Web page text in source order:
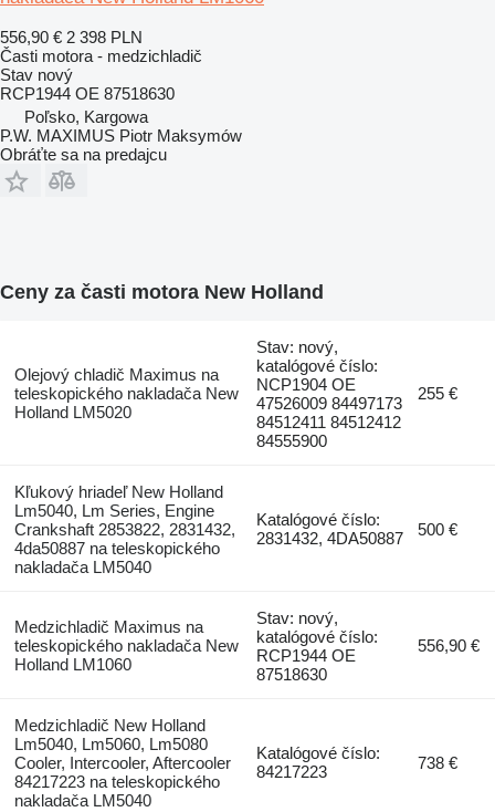
556,90 € 2 398 PLN
Časti motora - medzichladič
Stav nový
RCP1944 OE 87518630
Poľsko, Kargowa
P.W. MAXIMUS Piotr Maksymów
Obráťte sa na predajcu
Ceny za časti motora New Holland
Olejový chladič Maximus na
teleskopického nakladača New
Holland LM5020
Stav: nový,
katalógové číslo:
NCP1904 OE
47526009 84497173
84512411 84512412
84555900
255 €
Kľukový hriadeľ New Holland
Lm5040, Lm Series, Engine
Crankshaft 2853822, 2831432,
4da50887 na teleskopického
nakladača LM5040
Katalógové číslo:
2831432, 4DA50887
500 €
Medzichladič Maximus na
teleskopického nakladača New
Holland LM1060
Stav: nový,
katalógové číslo:
RCP1944 OE
87518630
556,90 €
Medzichladič New Holland
Lm5040, Lm5060, Lm5080
Cooler, Intercooler, Aftercooler
84217223 na teleskopického
nakladača LM5040
Katalógové číslo:
84217223
738 €